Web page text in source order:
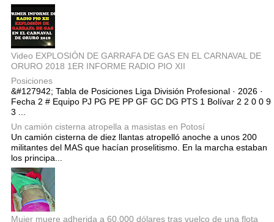
Video EXPLOSIÓN DE GARRAFA DE GAS EN EL CARNAVAL DE
ORURO 2018 1ER INFORME RADIO PIO XII
Posiciones
&#127942; Tabla de Posiciones Liga División Profesional · 2026 ·
Fecha 2 # Equipo PJ PG PE PP GF GC DG PTS 1 Bolívar 2 2 0 0 9
3 ...
Un camión cisterna atropella a masistas en Potosí
Un camión cisterna de diez llantas atropelló anoche a unos 200
militantes del MAS que hacían proselitismo. En la marcha estaban
los principa...
Mujer muere adherida a 60.000 dólares tras vuelco de una flota